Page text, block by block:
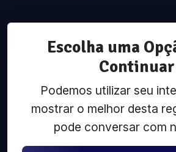
Escolha uma
Continuar
Podemos utilizar seu
mostrar o melhor desta
pode conversar com